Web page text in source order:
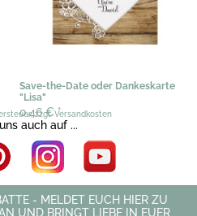
Save-the-Date oder Dankeskarte
"Lisa"
0,46 €*
zzgl. Versandkosten
auch auf ...
- MELDET EUCH HIER ZU
UND BRINGT LIEBE IN EUER